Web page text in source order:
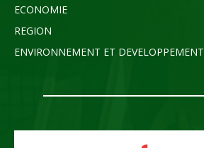
ECONOMIE
REGION
ENVIRONNEMENT ET DEVELOPPEMENT